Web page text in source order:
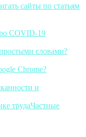
сайты по статьям
COVID-19
словами?
Chrome?
и
трудаЧастные